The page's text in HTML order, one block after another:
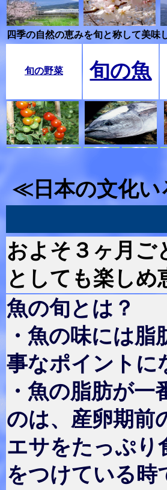
四季の自然の恵みを旬と称して美味
旬の野菜 旬の魚
≪日本の文化
およそ３ヶ月ご
としても楽しめ
魚の旬とは？
・魚の味には脂
事なポイントに
・魚の脂肪が一
のは、産卵期前
エサをたっぷり
をつけている時